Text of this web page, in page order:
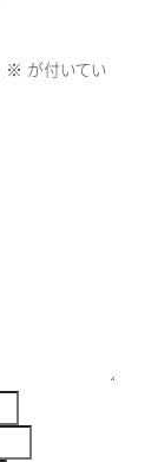
※ が付いてい